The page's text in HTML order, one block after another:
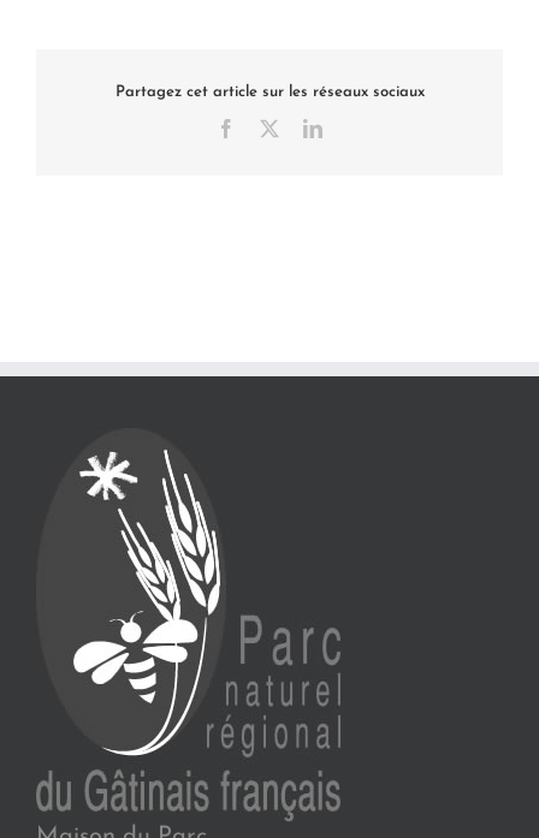
Partagez cet article sur les réseaux sociaux
Facebook LinkedIn